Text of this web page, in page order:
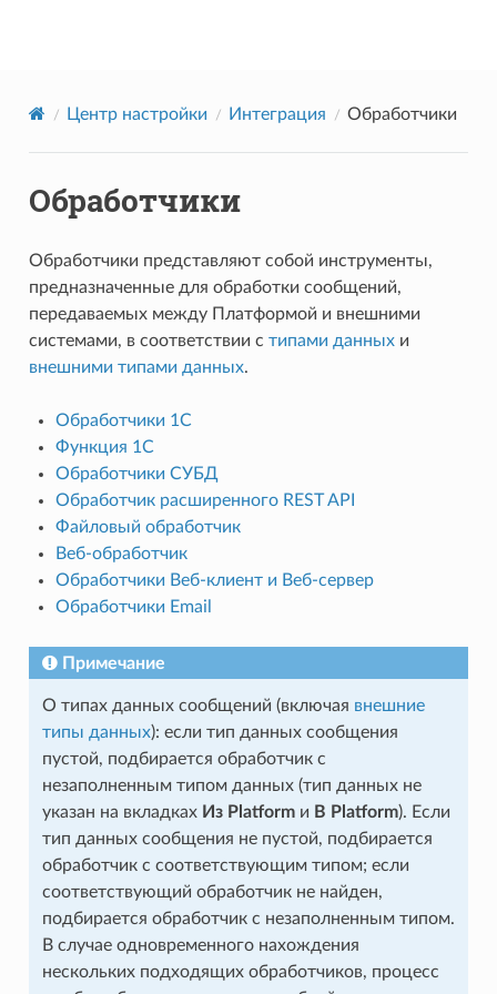
Центр настройки Интеграция Обработчики
Обработчики
Обработчики представляют собой инструменты,
предназначенные для обработки сообщений,
передаваемых между Платформой и внешними
системами, в соответствии с типами данныхи
внешними типами данных.
Обработчики 1С
Функция 1С
Обработчики СУБД
Обработчик расширенного REST API
Файловый обработчик
Веб-обработчик
Обработчики Веб-клиент и Веб-сервер
Обработчики Email
Примечание
О типах данных сообщений (включая внешние
типы данных): если тип данных сообщения
пустой, подбирается обработчик с
незаполненным типом данных (тип данных не
указан на вкладках Из Platformи В Platform). Если
тип данных сообщения не пустой, подбирается
обработчик с соответствующим типом; если
соответствующий обработчик не найден,
подбирается обработчик с незаполненным типом.
В случае одновременного нахождения
нескольких подходящих обработчиков, процесс